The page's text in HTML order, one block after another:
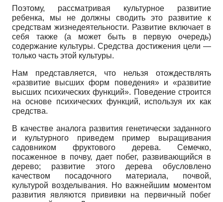
Поэтому, рассматривая культурное развитие
ребенка, мы не должны сводить это развитие к
средствам жизнедеятельности. Развитие включает в
себя также (а может быть в первую очередь)
содержание культуры. Средства достижения цели —
только часть этой культуры.
Нам представляется, что нельзя отождествлять
«развитие высших форм поведения» и «развитие
высших психических функций». Поведение строится
на основе психических функций, используя их как
средства.
В качестве аналога развития генетически заданного
и культурного приведем пример выращивания
садовником фруктового дерева. Семечко,
посаженное в почву, дает побег, развивающийся в
дерево; развитие этого дерева обусловлено
качеством посадочного материала, почвой,
культурой возделывания. Но важнейшим моментом
развития являются прививки на первичный побег